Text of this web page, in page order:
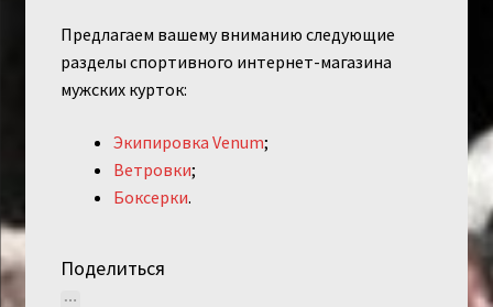
Предлагаем вашему вниманию следующие
разделы спортивного интернет-магазина
мужских курток:
Экипировка Venum;
Ветровки;
Боксерки.
Поделиться